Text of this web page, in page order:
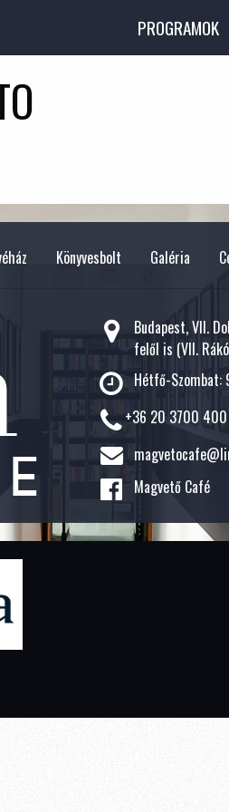
PROGRAMOK
Könyvesbolt Galéria
Budapest, VII.
felől is (VII.
Hétfő-Szombat:
+36 20 3700 400
Magvető Café